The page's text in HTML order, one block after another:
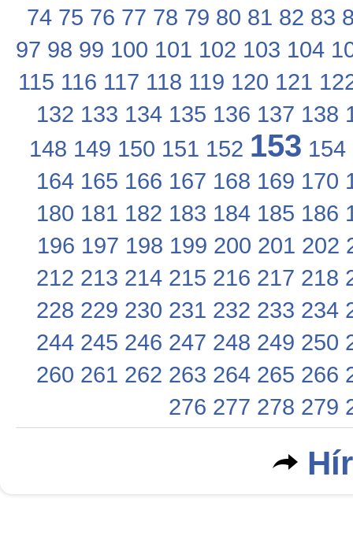
74 75 76 77 78 79 80 81 82 83
97 98 99 100 101 102 103 104
115 116 117 118 119 120 121
132 133 134 135 136 137 138
148 149 150 151 152 153 154
164 165 166 167 168 169 170
180 181 182 183 184 185 186
196 197 198 199 200 201 202
212 213 214 215 216 217 218
228 229 230 231 232 233 234
244 245 246 247 248 249 250
260 261 262 263 264 265 266
276 277 278 279